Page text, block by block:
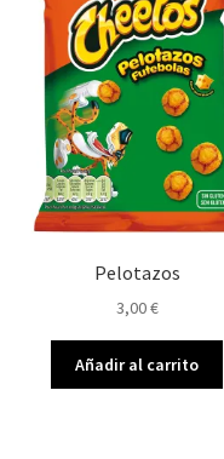
Pelotazos
3,00€
Añadir al carrito